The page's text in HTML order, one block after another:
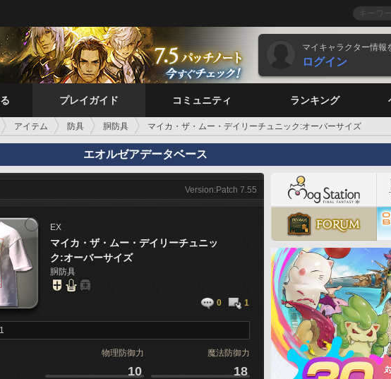
マイキャラクター情報
ログイン
プレイガイド コミュニティ ランキング
アイテム 防具 胴防具 マイカ・ザ・ムー・デイリーチュニック:オーバーサイズ
エオルゼアデータベース
Version:Patch 7.55
EX
マイカ・ザ・ムー・デイリーチュニッ
ク:オーバーサイズ
胴防具
0 1
物理防御力 魔法防御力
10 18